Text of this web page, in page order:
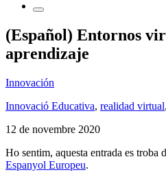
(Español) Entornos
aprendizaje
Innovación
Innovació Educativa, realidad virtual,
12 de novembre 2020
Ho sentim, aquesta entrada es troba
Espanyol Europeu.